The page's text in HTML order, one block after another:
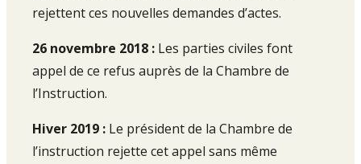
rejettent ces nouvelles demandes d’actes.
26 novembre 2018 : Les parties civiles font
appel de ce refus auprès de la Chambre de
l’Instruction.
Hiver 2019 : Le président de la Chambre de
l’instruction rejette cet appel sans même